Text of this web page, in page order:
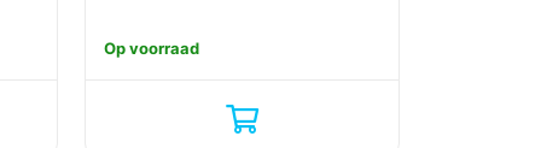
Op voorraad